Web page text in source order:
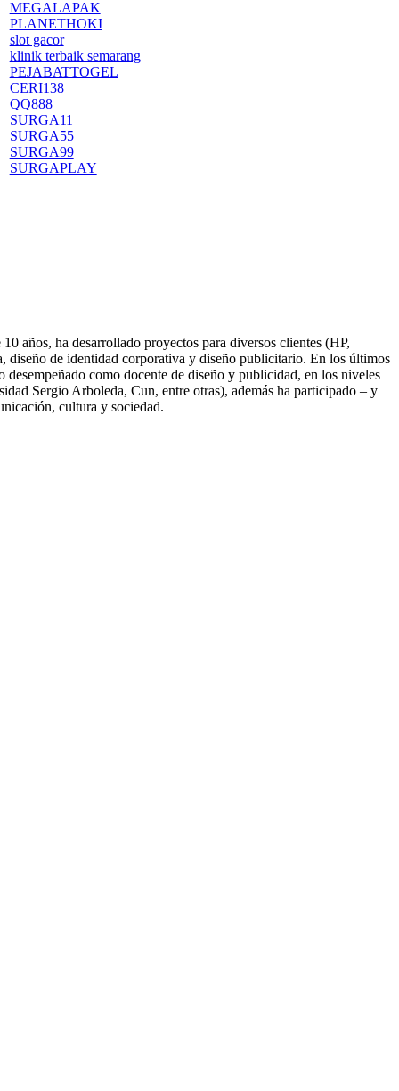
MEGALAPAK
PLANETHOKI
slot gacor
klinik terbaik semarang
PEJABATTOGEL
CERI138
QQ888
SURGA11
SURGA55
SURGA99
SURGAPLAY
años, ha desarrollado proyectos para diversos clientes (HP,
de identidad corporativa y diseño publicitario. En los últimos
como docente de diseño y publicidad, en los niveles
Sergio Arboleda, Cun, entre otras), además ha participado – y
cultura y sociedad.